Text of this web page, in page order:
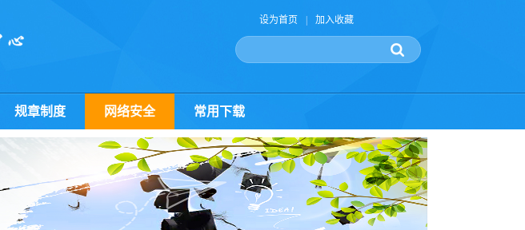
设为首页 加入收藏
规章制度 网络安全 常用下载